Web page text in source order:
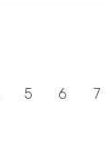
5 6 7